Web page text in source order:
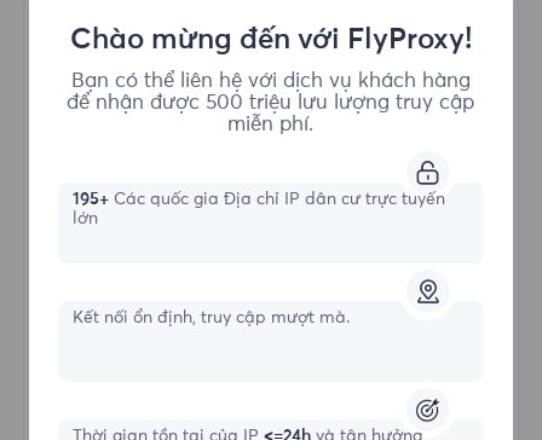
Proxy Dân cư Không giới hạn
$?
Chào mừng đến với FlyProxy!
Bạn có thể liên hệ với dịch vụ khách hàng
để nhận được 500 triệu lưu lượng truy cập
miễn phí.
195+Các quốc gia Địa chỉ IP dân cư trực tuyến
lớn
Kết nối ổn định, truy cập mượt mà.
Thời gian tồn tại của IP <=24h và tận hưởng